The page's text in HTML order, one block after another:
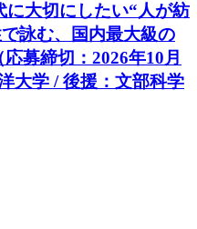
大切にしたい“人が紡
詠む、国内最大級の
募締切：2026年10月
大学 / 後援：文部科学